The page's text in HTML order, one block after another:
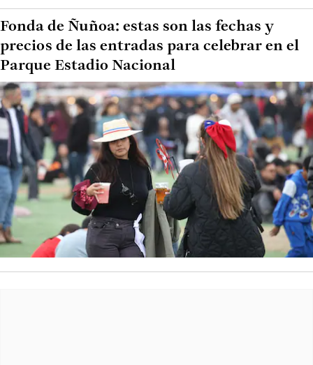
Fonda de Ñuñoa: estas son las fechas y
precios de las entradas para celebrar en el
Parque Estadio Nacional